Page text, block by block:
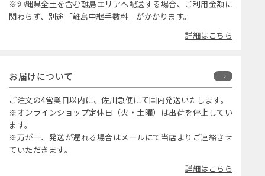
※沖縄県全土を含む離島エリアへ配送する場合、ご利用金額に
関わらず、別途「離島中継手数料」がかかります。
詳細はこちら
お届けについて
ご注文の4営業日以内に、佐川急便にて国内発送いたします。
※オンラインショップ定休日（火・土曜）は出荷を停止してい
ます。
※万が一、発送が遅れる場合はメールにて当店よりご連絡させ
ていただきます。
詳細はこちら